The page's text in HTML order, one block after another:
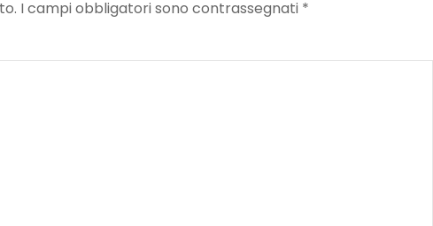
I campi obbligatori sono contrassegnati *